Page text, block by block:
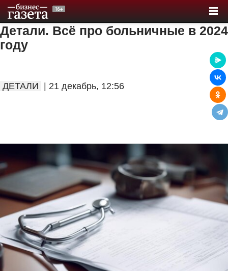
Детали. Всё про больничные в 2024
году
ДЕТАЛИ | 21 декабрь, 12:56